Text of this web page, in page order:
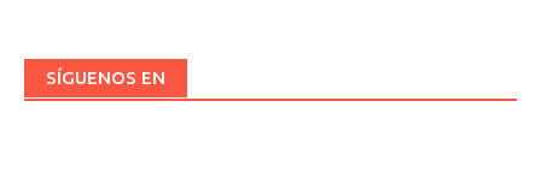
SÍGUENOS EN